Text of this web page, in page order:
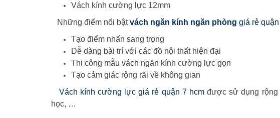
Vách kính cường lực 12mm
Những điểm nổi bậtvách ngăn kính ngăn phòng giá rẻ
Tạo điểm nhấn sang trọng
Dễ dàng bài trí với các đồ nội thất hiện đại
Thi công mẫu vách ngăn kính cường lực gọn
Tạo cảm giác rộng rãi về không gian
Vách kính cường lực giá rẻ quận 7 hcmđược sử dụng rộng
học, …